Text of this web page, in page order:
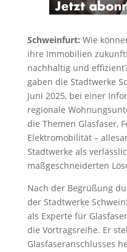
Schweinfurt: Wie
ihre Immobilien
nachhaltig und
gaben die Stadtwerke
Juni 2025, bei einer
regionale
die Themen Glasfaser,
Elektromobilität –
Stadtwerke als
maßgeschneiderten
Nach der Begrüßung
der Stadtwerke
als Experte für
die Vortragsreihe. Er
Glasfaseranschlusses